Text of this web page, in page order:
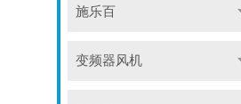
施乐百
变频器风机